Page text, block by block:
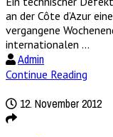
an der Côte d’Azur
vergangene
internationalen ...
Admin
Continue Reading
12. November 2012